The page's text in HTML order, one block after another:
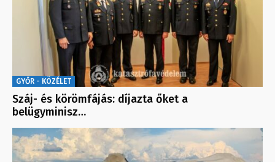
GYŐR - KÖZÉLET
Száj- és körömfájás: díjazta őket a
belügyminisz…